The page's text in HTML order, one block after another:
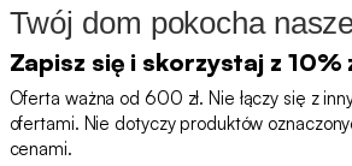
Twój dom pokocha
Zapisz się i skorzystaj z 10%
Oferta ważna od 600 zł. Nie łączy się z
ofertami. Nie dotyczy produktów
cenami.